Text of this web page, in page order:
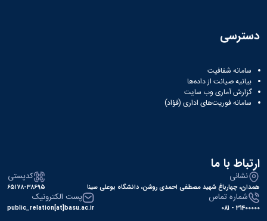
دسترسی
سامانه شفافیت
بیانیه صیانت از داده‌ها
گزارش آماری وب‌ سایت
سامانه فوریت‌های اداری (فؤاد)
ارتباط با ما
نشانی
همدان، چهارباغ شهید مصطفی احمدی روشن، دانشگاه بوعلی سینا
کدپستی
۶۵۱۷۸-۳۸۶۹۵
شماره تماس
31400000 - 081
پست الکترونیک
public_relation[at]basu.ac.ir